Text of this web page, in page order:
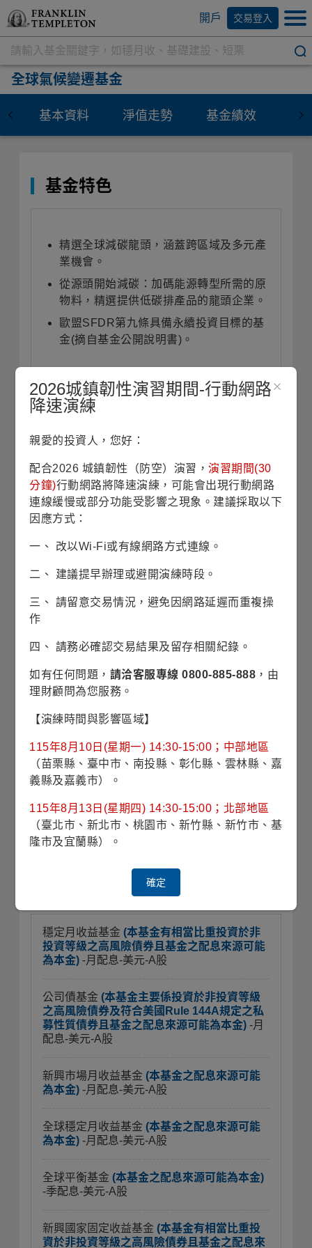
開戶 交易登入
全球氣候變遷基金
基本資料 淨值走勢 基金績效 資
基金特色
精選全球減碳龍頭，涵蓋跨區域及多元產
業機會 。
從源頭開始減碳：加碼能源轉型所需的原
物料，精選提供低碳排產品的龍頭企業 。
歐盟SFDR第九條具備永續投資目標的基
金(摘自基金公開說明書) 。
投資展望
下，脫碳相關需求與供應鏈重組持續推進，
並受惠於AI發展所帶動的電力需求增長，為
能源轉型與相關基礎建設投資提供結構性支
撐。在此背景下，脫碳與去全球化預期將持
相關產業之長期成長潛力仍具吸引力。本基
金聚焦於對氣候變遷具正面影響力之企業，
險之解決方案，同時兼顧企業營運轉型與低
持續掌握氣候相關產業的長期投資契機。
相關訊息
最新經理人評論
氣候變遷與AI：從電力需求到生產力提升
精選基金
穩定月收益基金 (本基金有相當比重投資於非
投資等級之高風險債券且基金之配息來源可能
為本金) -月配息-美元-A股
公司債基金 (本基金主要係投資於非投資等級
之高風險債券及符合美國Rule 144A規定之私
募性質債券且基金之配息來源可能為本金) -月
配息-美元-A股
新興市場月收益基金 (本基金之配息來源可能
為本金) -月配息-美元-A股
全球穩定月收益基金 (本基金之配息來源可能
為本金) -月配息-美元-A股
全球平衡基金 (本基金之配息來源可能為本金)
-季配息-美元-A股
新興國家固定收益基金 (本基金有相當比重投
資於非投資等級之高風險債券且基金之配息來
2026城鎮韌性演習期間-行動網路
降速演練
親愛的投資人，您好：
配合2026 城鎮韌性（防空）演習，演習期間(30
分鐘)行動網路將降速演練，可能會出現行動網路
連線緩慢或部分功能受影響之現象。建議採取以下
因應方式：
一、 改以Wi-Fi或有線網路方式連線。
二、 建議提早辦理或避開演練時段。
三、 請留意交易情況，避免因網路延遲而重複操
作
四、 請務必確認交易結果及留存相關紀錄。
如有任何問題， 請洽客服專線 0800-885-888 ，由
理財顧問為您服務。
【演練時間與影響區域】
115年8月10日(星期一) 14:30-15:00；中部地區
（苗栗縣、臺中市、南投縣、彰化縣、雲林縣、嘉
義縣及嘉義市）。
115年8月13日(星期四) 14:30-15:00；北部地區
（臺北市、新北市、桃園市、新竹縣、新竹市、基
隆市及宜蘭縣）。
確定